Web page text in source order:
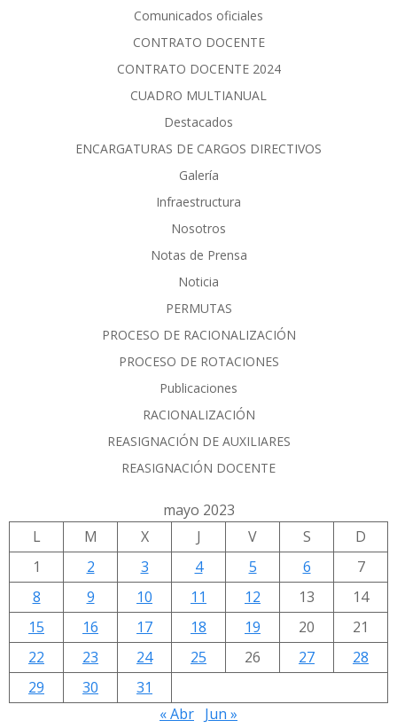
Comunicados oficiales
CONTRATO DOCENTE
CONTRATO DOCENTE 2024
CUADRO MULTIANUAL
Destacados
ENCARGATURAS DE CARGOS DIRECTIVOS
Galería
Infraestructura
Nosotros
Notas de Prensa
Noticia
PERMUTAS
PROCESO DE RACIONALIZACIÓN
PROCESO DE ROTACIONES
Publicaciones
RACIONALIZACIÓN
REASIGNACIÓN DE AUXILIARES
REASIGNACIÓN DOCENTE
mayo 2023
L
M X J V S
D
1
2 3 4 5 6
7
8
9 10 11 12 13
14
15
16 17 18 19 20
21
22
23 24 25 26 27
28
29
30
31
« Abr Jun »